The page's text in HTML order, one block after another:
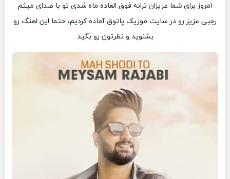
امروز برای شما عزیزان ترانه فوق العاده ماه شدی تو با صدای میثم
رجبی عزیز رو در سایت موزیک پاتوق آماده کردیم، حتما این اهنگ رو
بشنوید و نظرتون رو بگید